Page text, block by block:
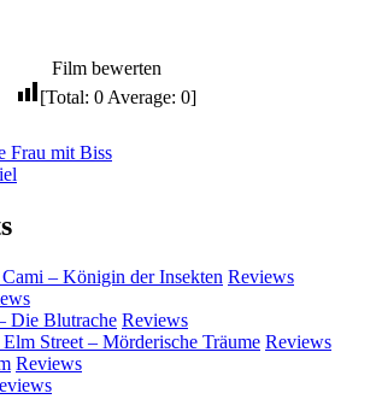
Film bewerten
[Total: 0 Average: 0]
Frau mit Biss
– Königin der Insekten Reviews
Die Blutrache Reviews
Street – Mörderische Träume Reviews
Reviews